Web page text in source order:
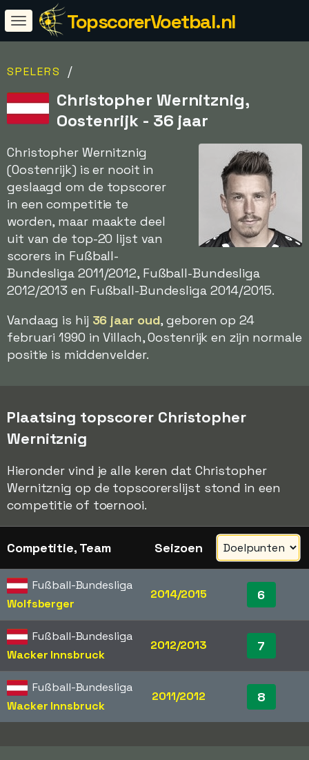
TopscorerVoetbal.nl
SPELERS /
Christopher Wernitznig,
Oostenrijk - 36 jaar
Christopher Wernitznig
(Oostenrijk) is er nooit in
geslaagd om de topscorer
in een competitie te
worden, maar maakte deel
uit van de top-20 lijst van
scorers in Fußball-
Bundesliga 2011/2012, Fußball-Bundesliga
2012/2013 en Fußball-Bundesliga 2014/2015.
Vandaag is hij 36 jaar oud, geboren op 24
februari 1990 in Villach, Oostenrijk en zijn normale
positie is middenvelder.
Plaatsing topscorer Christopher
Wernitznig
Hieronder vind je alle keren dat Christopher
Wernitznig op de topscorerslijst stond in een
competitie of toernooi.
Competitie, Team Seizoen
Fußball-Bundesliga
Wolfsberger
2014/2015 6
Fußball-Bundesliga
Wacker Innsbruck
2012/2013 7
Fußball-Bundesliga
Wacker Innsbruck
2011/2012 8